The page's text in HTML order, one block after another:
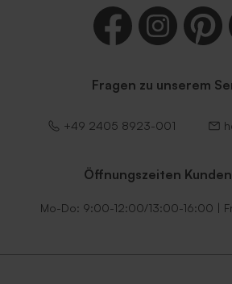
Fragen zu unserem
+49 2405 8923-001
Öffnungszeiten
Mo-Do: 9:00-12:00/13:00-16:00 |